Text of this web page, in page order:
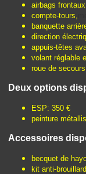
airbags
compte-tours,
banquette
direction
appuis-têtes
volant réglable
roue de
Deux options
ESP: 350 €
peinture
Accessoires
becquet de
kit anti-